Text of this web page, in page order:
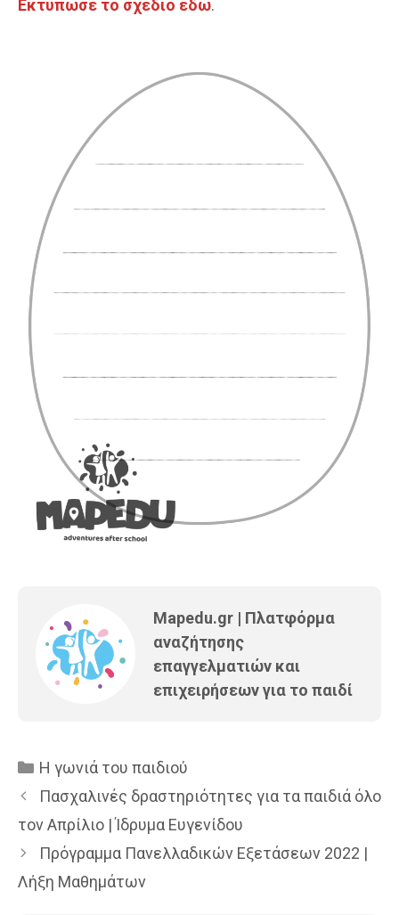
Εκτύπωσε το σχέδιο εδώ.
Mapedu.gr | Πλατφόρμα
αναζήτησης
επαγγελματιών και
επιχειρήσεων για το παιδί
Κατηγορίες
Η γωνιά του παιδιού
Πασχαλινές δραστηριότητες για τα παιδιά όλο
τον Απρίλιο | Ίδρυμα Ευγενίδου
Πρόγραμμα Πανελλαδικών Εξετάσεων 2022 |
Λήξη Μαθημάτων